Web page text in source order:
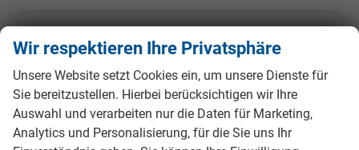
Wir respektieren Ihre Privatsphäre
Unsere Website setzt Cookies ein, um unsere Dienste für
Sie bereitzustellen. Hierbei berücksichtigen wir Ihre
Auswahl und verarbeiten nur die Daten für Marketing,
Analytics und Personalisierung, für die Sie uns Ihr